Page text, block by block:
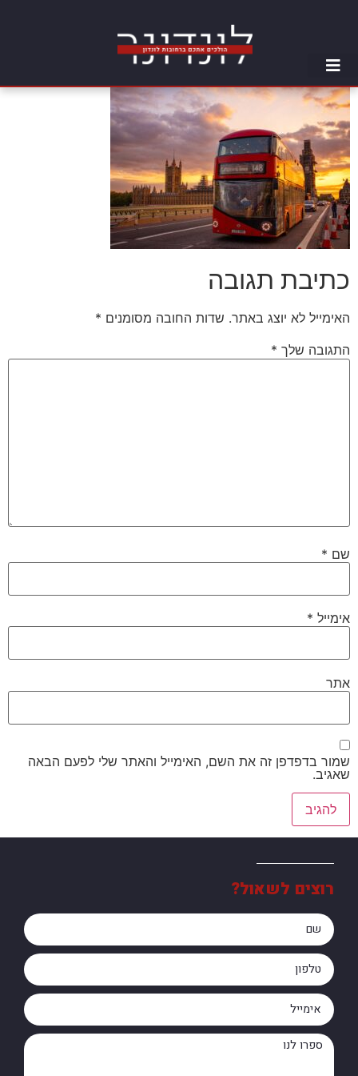
כתיבת תגובה
האימייל לא יוצג באתר. שדות החובה מסומנים *
התגובה שלך *
שם *
אימייל *
אתר
שמור בדפדפן זה את השם, האימייל והאתר שלי לפעם הבאה
שאגיב.
רוצים לשאול?